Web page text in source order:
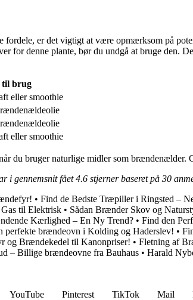
fordele, er det vigtigt at være opmærksom på
for denne plante, bør du undgå at bruge den.
til brug
eller smoothie
eller smoothie
du bruger naturlige midler som brændenælder.
i gennemsnit fået4.6 stjerner baseret på 30
• Find de Bedste Træpiller i Ringsted –
til Elektrisk • Sådan Brænder Skov og
Kærlighed – En Ny Trend? • Find den
perfekte brændeovn i Kolding og Haderslev! •
og Brændekedel til Kanonpriser! • Fletning af
– Billige brændeovne fra Bauhaus • Harald
YouTube Pinterest TikTok Mail